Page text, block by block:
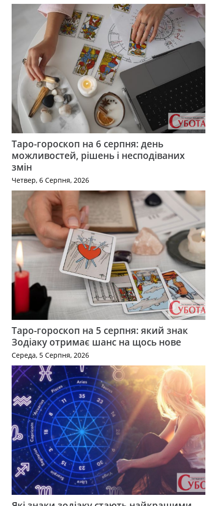
Таро-гороскоп на 6 серпня: день
можливостей, рішень і несподіваних
змін
Четвер, 6 Серпня, 2026
Таро-гороскоп на 5 серпня: який знак
Зодіаку отримає шанс на щось нове
Середа, 5 Серпня, 2026